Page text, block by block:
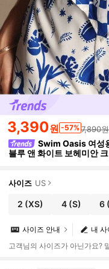
3,390원 -57% 7,890원
Swim Oasis 여성
블루 앤 화이트 보헤미안
사이즈 US
2 (XS) 4(S) 6
내 사
사이즈 안내
고객님의 사이즈가 아닌가요?